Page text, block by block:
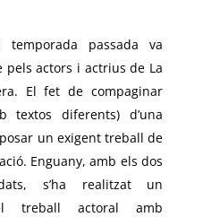
temporada passada va
actors i actrius de La
El fet de compaginar
textos diferents) d’una
un exigent treball de
Enguany, amb els dos
s’ha realitzat un
treball actoral amb